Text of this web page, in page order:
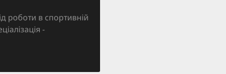
роботи в спортивній
-